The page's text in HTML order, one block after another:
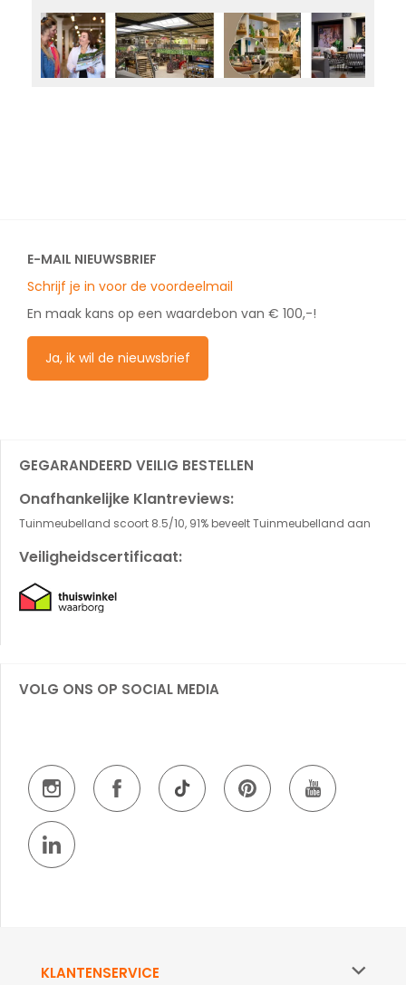
E-MAIL NIEUWSBRIEF
Schrijf je in voor de voordeelmail
En maak kans op een waardebon van € 100,-!
Ja, ik wil de nieuwsbrief
GEGARANDEERD VEILIG BESTELLEN
Onafhankelijke Klantreviews:
Tuinmeubelland scoort 8.5/10, 91% beveelt Tuinmeubelland aan
Veiligheidscertificaat:
VOLG ONS OP SOCIAL MEDIA
KLANTENSERVICE